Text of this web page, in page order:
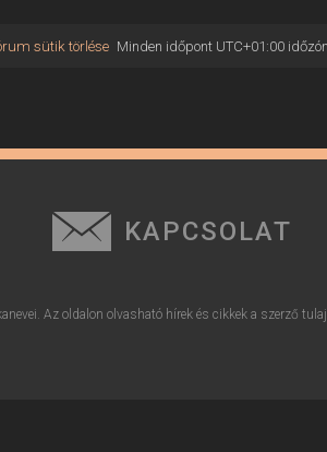
Minden időpont UTC+01:00
sütik törlése
KAPCSOLAT
Az oldalon olvasható hírek és cikkek a szerző